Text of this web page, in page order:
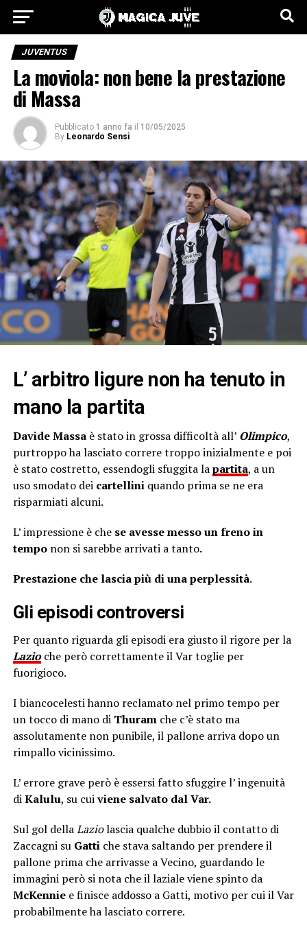
JUVENTUS
La moviola: non bene la prestazione
di Massa
Pubblicato 1 anno fa il 10/05/2025
By Leonardo Sensi
L’ arbitro ligure non ha tenuto in
mano la partita
Davide Massaè stato in grossa difficoltà all’ Olimpico,
purtroppo ha lasciato correre troppo inizialmente e poi
è stato costretto, essendogli sfuggita lapartita, a un
uso smodato dei cartelliniquando prima se ne era
risparmiati alcuni.
L’ impressione è che se avesse messo un freno in
temponon si sarebbe arrivati a tanto.
Prestazione che lascia più di una perplessità.
Gli episodi controversi
Per quanto riguarda gli episodi era giusto il rigore per la
Lazioche però correttamente il Var toglie per
fuorigioco.
I biancocelesti hanno reclamato nel primo tempo per
un tocco di mano di Thuramche c’è stato ma
assolutamente non punibile, il pallone arriva dopo un
rimpallo vicinissimo.
L’ errore grave però è essersi fatto sfuggire l’ ingenuità
diKalulu, su cuiviene salvato dal Var.
Sul gol dellaLaziolascia qualche dubbio il contatto di
Zaccagni su Gattiche stava saltando per prendere il
pallone prima che arrivasse a Vecino, guardando le
immagini però si nota che il laziale viene spinto da
McKenniee finisce addosso a Gatti, motivo per cui il Var
probabilmente ha lasciato correre.